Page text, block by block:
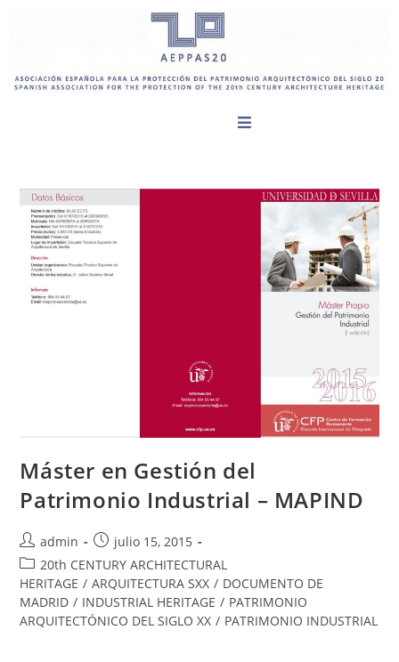
Máster en Gestión del
Patrimonio Industrial – MAPIND
admin
julio 15, 2015
20th CENTURY ARCHITECTURAL
HERITAGE / ARQUITECTURA SXX / DOCUMENTO DE
MADRID / INDUSTRIAL HERITAGE / PATRIMONIO
ARQUITECTÓNICO DEL SIGLO XX / PATRIMONIO INDUSTRIAL